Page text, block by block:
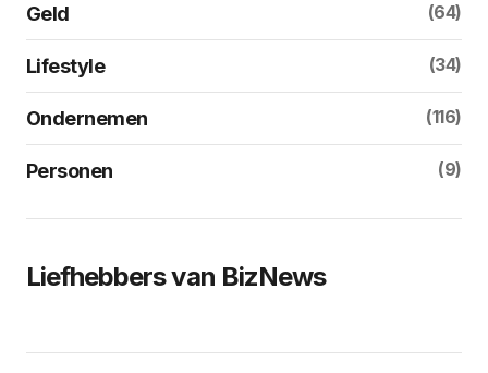
Geld (64)
Lifestyle (34)
Ondernemen (116)
Personen (9)
Liefhebbers van BizNews